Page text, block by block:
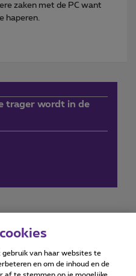
zaken met de PC want
haperen.
trager wordt in de
Accessibility statement
van haar websites te
en om de inhoud en de